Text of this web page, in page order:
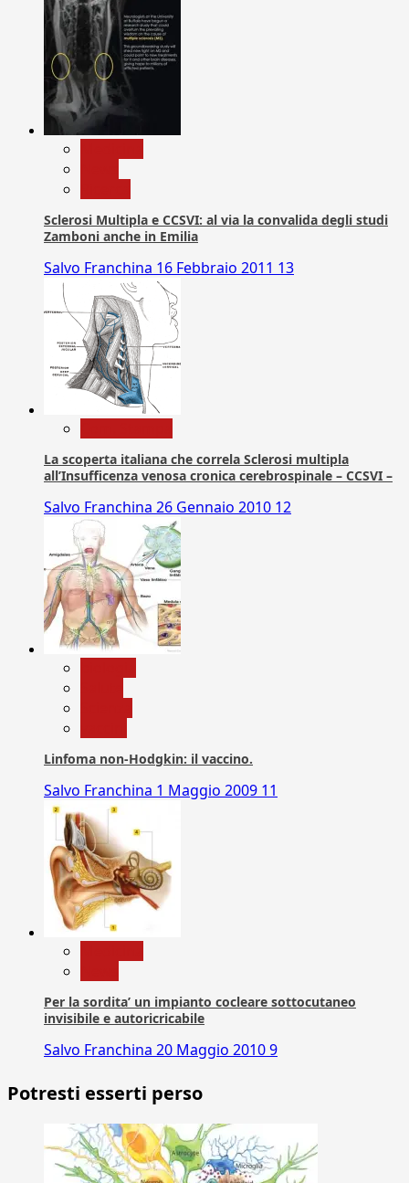
Sclerosi Multipla e CCSVI: al via la convalida degli studi
Zamboni anche in Emilia
Salvo Franchina 16 Febbraio 2011 13
La scoperta italiana che correla Sclerosi multipla
all’Insufficenza venosa cronica cerebrospinale – CCSVI –
Salvo Franchina 26 Gennaio 2010 12
Linfoma non-Hodgkin: il vaccino.
Salvo Franchina 1 Maggio 2009 11
Per la sordita’ un impianto cocleare sottocutaneo
invisibile e autoricricabile
Salvo Franchina 20 Maggio 20109
Potresti esserti perso